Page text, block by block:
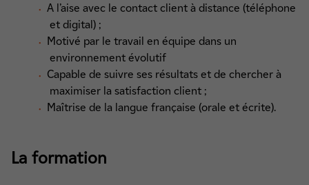
A l’aise avec le contact client à distance (téléphone
et digital) ;
Motivé par le travail en équipe dans un
environnement évolutif
Capable de suivre ses résultats et de chercher à
maximiser la satisfaction client ;
Maîtrise de la langue française (orale et écrite).
La formation